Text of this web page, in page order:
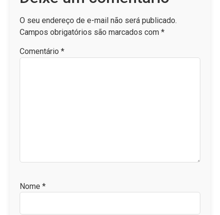
O seu endereço de e-mail não será publicado.
Campos obrigatórios são marcados com *
Comentário *
Nome *